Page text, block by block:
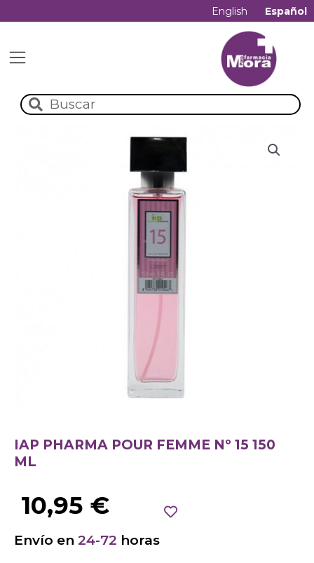
English Español
IAP PHARMA POUR FEMME Nº 15 150
ML
10,95 €
Envío en 24-72 horas